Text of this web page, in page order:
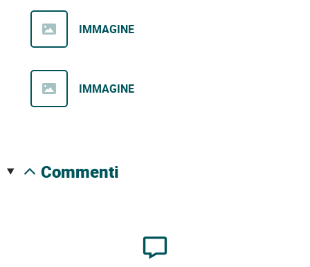
IMMAGINE
IMMAGINE
commenti